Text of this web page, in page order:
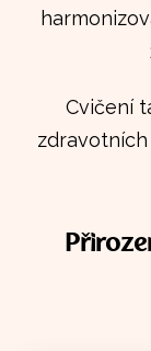
Cvičení